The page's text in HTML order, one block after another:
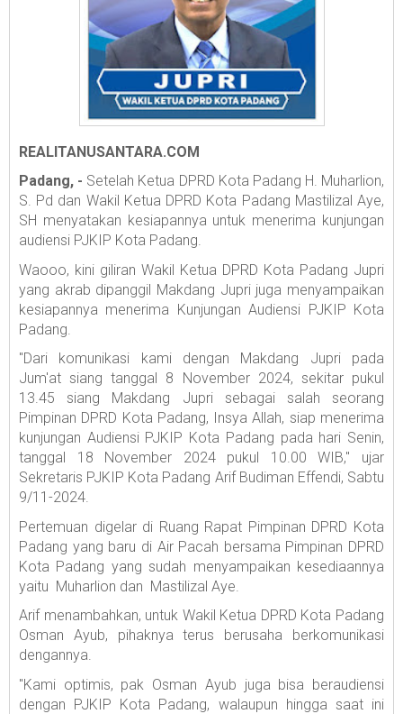
REALITANUSANTARA.COM
Padang, - Setelah Ketua DPRD Kota Padang H. Muharlion,
S. Pd dan Wakil Ketua DPRD Kota Padang Mastilizal Aye,
SH menyatakan kesiapannya untuk menerima kunjungan
audiensi PJKIP Kota Padang.
Waooo, kini giliran Wakil Ketua DPRD Kota Padang Jupri
yang akrab dipanggil Makdang Jupri juga menyampaikan
kesiapannya menerima Kunjungan Audiensi PJKIP Kota
Padang.
"Dari komunikasi kami dengan Makdang Jupri pada
Jum'at siang tanggal 8 November 2024, sekitar pukul
13.45 siang Makdang Jupri sebagai salah seorang
Pimpinan DPRD Kota Padang, Insya Allah, siap menerima
kunjungan Audiensi PJKIP Kota Padang pada hari Senin,
tanggal 18 November 2024 pukul 10.00 WIB," ujar
Sekretaris PJKIP Kota Padang Arif Budiman Effendi, Sabtu
9/11-2024.
Pertemuan digelar di Ruang Rapat Pimpinan DPRD Kota
Padang yang baru di Air Pacah bersama Pimpinan DPRD
Kota Padang yang sudah menyampaikan kesediaannya
yaitu Muharlion dan Mastilizal Aye.
Arif menambahkan, untuk Wakil Ketua DPRD Kota Padang
Osman Ayub, pihaknya terus berusaha berkomunikasi
dengannya.
"Kami optimis, pak Osman Ayub juga bisa beraudiensi
dengan PJKIP Kota Padang, walaupun hingga saat ini